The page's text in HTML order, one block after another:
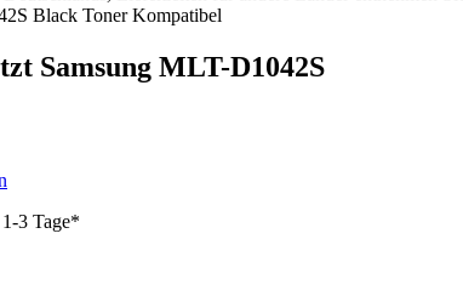
Samsung MLT-D1042S
3 Tage*